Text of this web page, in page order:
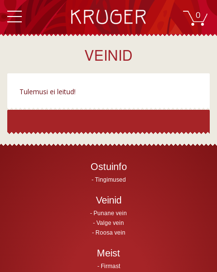
0
VEINID
Tulemusi ei leitud!
Ostuinfo
Tingimused
Veinid
Punane vein
Valge vein
Roosa vein
Meist
Firmast